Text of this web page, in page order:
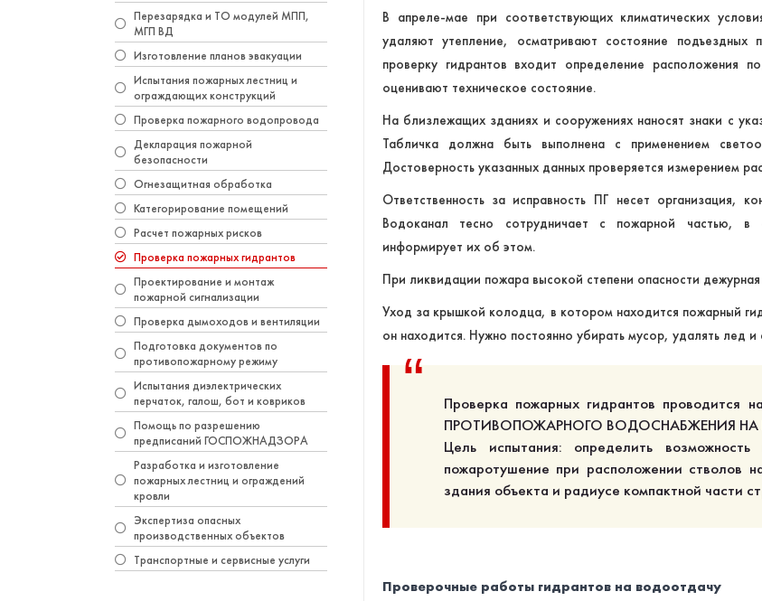
Перезарядка и ТО модулей МПП,
МГП ВД
Изготовление планов эвакуации
Испытания пожарных лестниц и
ограждающих конструкций
Проверка пожарного водопровода
Декларация пожарной
безопасности
Огнезащитная обработка
Категорирование помещений
Расчет пожарных рисков
Проверка пожарных гидрантов
Проектирование и монтаж
пожарной сигнализации
Проверка дымоходов и вентиляции
Подготовка документов по
противопожарному режиму
Испытания диэлектрических
перчаток, галош, бот и ковриков
Помощь по разрешению
предписаний ГОСПОЖНАДЗОРА
Разработка и изготовление
пожарных лестниц и ограждений
кровли
Экспертиза опасных
производственных объектов
Транспортные и сервисные услуги
В апреле-мае при соответствующих климатических
удаляют утепление, осматривают состояние подъездных
проверку гидрантов входит определение расположения
оценивают техническое состояние.
На близлежащих зданиях и сооружениях наносят знаки с
Табличка должна быть выполнена с применением
Достоверность указанных данных проверяется измерением
Ответственность за исправность ПГ несет организация,
Водоканал тесно сотрудничает с пожарной частью, в
информирует их об этом.
При ликвидации пожара высокой степени опасности
Уход за крышкой колодца, в котором находится пожарный
он находится. Нужно постоянно убирать мусор, удалять лед
Проверка пожарных гидрантов
ПРОТИВОПОЖАРНОГО ВОДОСНАБЖЕНИЯ
Цель испытания: определить
пожаротушение при расположении стволов
здания объекта и радиусе компактной части
Проверочные работы гидрантов на водоотдачу